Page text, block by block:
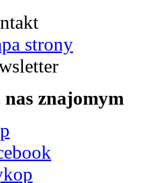
strony
nas znajomym